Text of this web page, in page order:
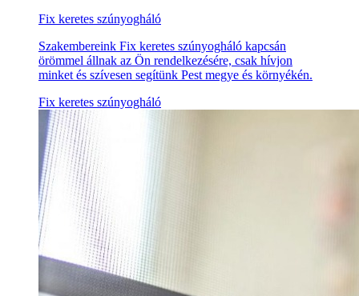
Fix keretes szúnyogháló
Szakembereink Fix keretes szúnyogháló kapcsán
örömmel állnak az Ön rendelkezésére, csak hívjon
minket és szívesen segítünk Pest megye és környékén.
Fix keretes szúnyogháló